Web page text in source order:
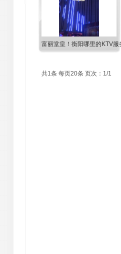
富丽堂皇！衡阳哪里的KTV
共1条 每页20条 页次：1/1